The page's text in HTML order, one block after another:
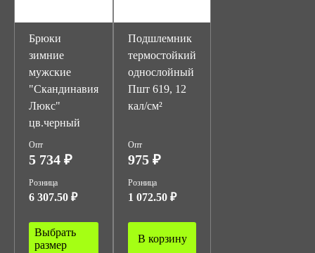
Брюки
зимние
мужские
"Скандинавия
Люкс"
цв.черный
Опт
5 734 ₽
Розница
6 307.50 ₽
Выбрать
размер
Подшлемник
термостойкий
однослойный
Пшт 619, 12
кал/см²
Опт
975 ₽
Розница
1 072.50 ₽
В корзину